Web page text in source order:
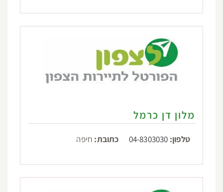
מלון דן כרמל
טלפון: 04-8303030 כתובת: חיפה